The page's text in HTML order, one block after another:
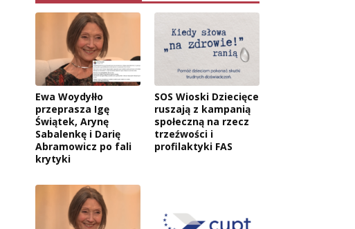
Ewa Woydyłło
przeprasza Igę
Świątek, Arynę
Sabalenkę i Darię
Abramowicz po fali
krytyki
SOS Wioski Dziecięce
ruszają z kampanią
społeczną na rzecz
trzeźwości i
profilaktyki FAS